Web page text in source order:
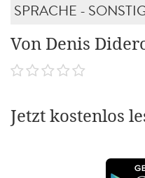
SPRACHE -
Von Denis
Jetzt kostenlos